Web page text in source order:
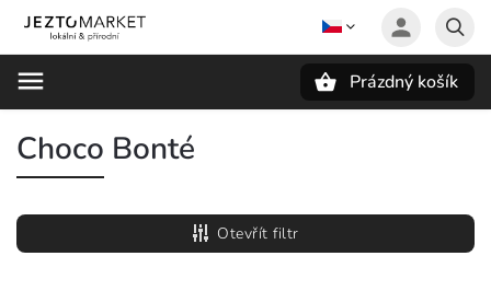
Prázdný košík
Choco Bonté
Otevřít filtr